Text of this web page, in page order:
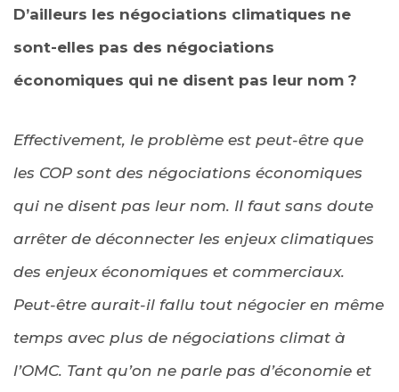
D’ailleurs les négociations climatiques ne
sont-elles pas des négociations
économiques qui ne disent pas leur nom ?
Effectivement, le problème est peut-être que
les COP sont des négociations économiques
qui ne disent pas leur nom. II faut sans doute
arrêter de déconnecter les enjeux climatiques
des enjeux économiques et commerciaux.
Peut-être aurait-il fallu tout négocier en même
temps avec plus de négociations climat à
l’OMC. Tant qu’on ne parle pas d’économie et